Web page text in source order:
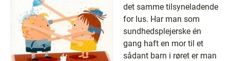
det samme tilsyneladende
for lus. Har man som
sundhedsplejerske én
gang haft en mor til et
sådant barn i røret er man